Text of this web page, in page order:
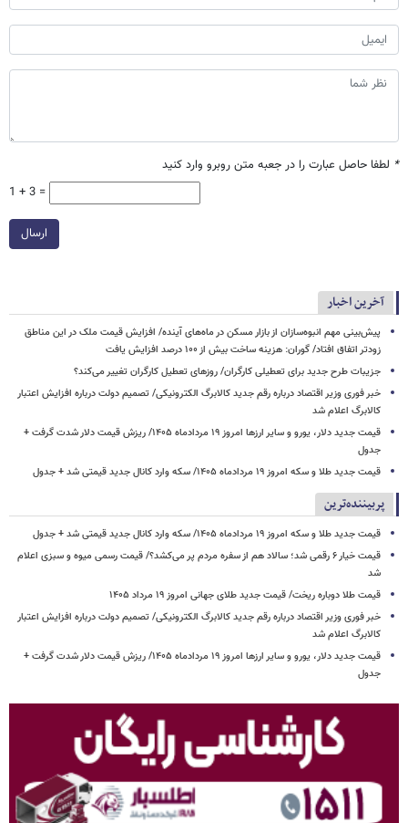
* لطفا حاصل عبارت را در جعبه متن روبرو وارد کنید
1 + 3 =
ارسال
آخرین اخبار
پیش‌بینی مهم انبوه‌سازان از بازار مسکن در ماه‌های آینده/ افزایش قیمت ملک در این مناطق
زودتر اتفاق افتاد/ گوران: هزینه ساخت بیش از ۱۰۰ درصد افزایش یافت
جزیبات طرح جدید برای تعطیلی کارگران/ روزهای تعطیل کارگران تغییر می‌کند؟
خبر فوری وزیر اقتصاد درباره رقم جدید کالابرگ الکترونیکی/ تصمیم دولت درباره افزایش اعتبار
کالابرگ اعلام شد
قیمت جدید دلار، یورو و سایر ارزها امروز ۱۹ مردادماه ۱۴۰۵/ ریزش قیمت دلار شدت گرفت +
جدول
قیمت جدید طلا و سکه امروز ۱۹ مردادماه ۱۴۰۵/ سکه وارد کانال جدید قیمتی شد + جدول
پربیننده‌ترین
قیمت جدید طلا و سکه امروز ۱۹ مردادماه ۱۴۰۵/ سکه وارد کانال جدید قیمتی شد + جدول
قیمت خیار ۶ رقمی شد؛ سالاد هم از سفره مردم پر می‌کشد؟/ قیمت رسمی میوه و سبزی اعلام
شد
قیمت طلا دوباره ریخت/ قیمت جدید طلای جهانی امروز ۱۹ مرداد ۱۴۰۵
خبر فوری وزیر اقتصاد درباره رقم جدید کالابرگ الکترونیکی/ تصمیم دولت درباره افزایش اعتبار
کالابرگ اعلام شد
قیمت جدید دلار، یورو و سایر ارزها امروز ۱۹ مردادماه ۱۴۰۵/ ریزش قیمت دلار شدت گرفت +
جدول